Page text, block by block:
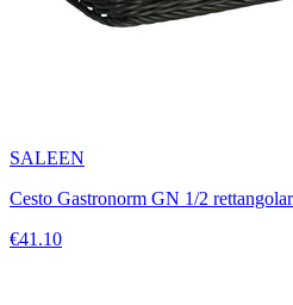
SALEEN
Cesto Gastronorm GN 1/2
€41.10